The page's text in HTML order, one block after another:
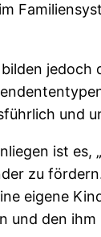
und
ist
zu
eigene
und den